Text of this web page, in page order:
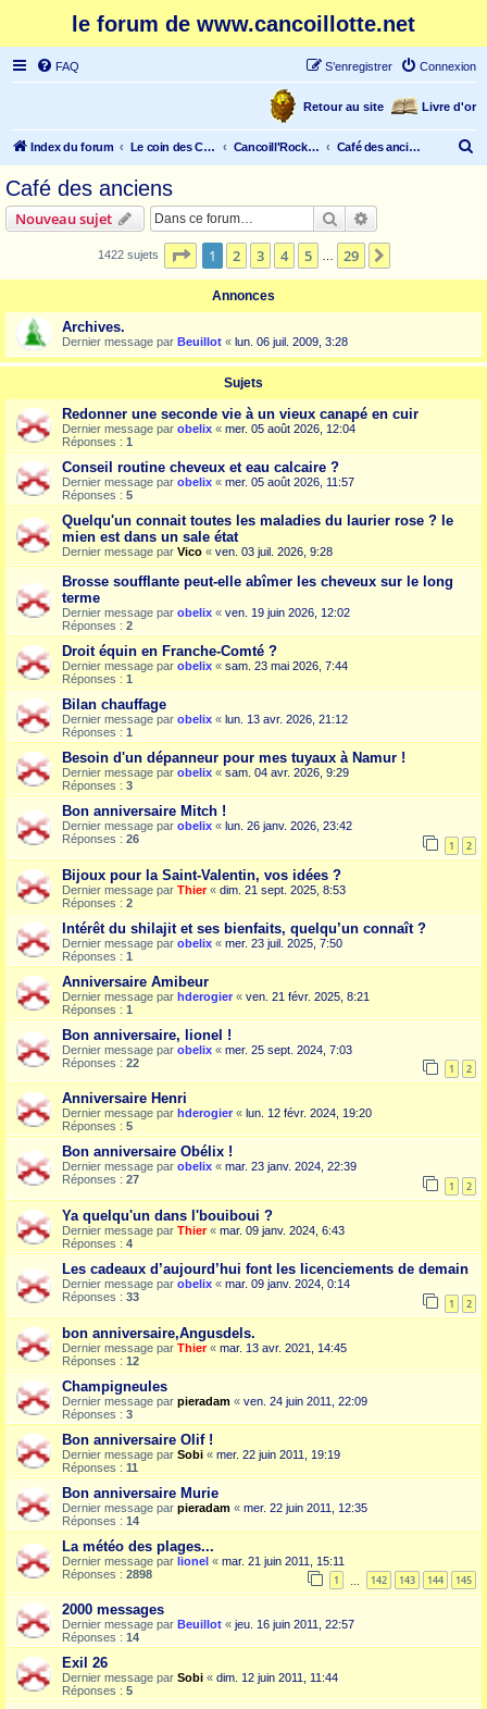
le forum de www.cancoillotte.net
FAQ Connexion
S’enregistrer
Livre d'or
Retour au site
Index du forum Le coin des Cancoillonautes Cancoill'Rock Café Café des anciens
e
Café des anciens
Nouveau sujet Rechercher
1422 sujets Page 1sur29
1 2 3 4 5 29
Annonces
Archives.
Dernier message par Beuillot « lun. 06 juil. 2009, 3:28
Sujets
Redonner une seconde vie à un vieux canapé en cuir
Dernier message par obelix « mer. 05 août 2026, 12:04
Réponses : 1
Conseil routine cheveux et eau calcaire ?
Dernier message par obelix « mer. 05 août 2026, 11:57
Réponses : 5
Quelqu'un connait toutes les maladies du laurier rose ? le
mien est dans un sale état
Dernier message par Vico « ven. 03 juil. 2026, 9:28
Brosse soufflante peut-elle abîmer les cheveux sur le long
terme
Dernier message par obelix « ven. 19 juin 2026, 12:02
Réponses : 2
Droit équin en Franche-Comté ?
Dernier message par obelix « sam. 23 mai 2026, 7:44
Réponses : 1
Bilan chauffage
Dernier message par obelix « lun. 13 avr. 2026, 21:12
Réponses : 1
Besoin d'un dépanneur pour mes tuyaux à Namur !
Dernier message par obelix « sam. 04 avr. 2026, 9:29
Réponses : 3
Bon anniversaire Mitch !
Dernier message par obelix « lun. 26 janv. 2026, 23:42
Réponses : 26 1 2
Bijoux pour la Saint-Valentin, vos idées ?
Dernier message par Thier« dim. 21 sept. 2025, 8:53
Réponses : 2
Intérêt du shilajit et ses bienfaits, quelqu’un connaît ?
Dernier message par obelix « mer. 23 juil. 2025, 7:50
Réponses : 1
Anniversaire Amibeur
Dernier message par hderogier « ven. 21 févr. 2025, 8:21
Réponses : 1
Bon anniversaire, lionel !
Dernier message par obelix « mer. 25 sept. 2024, 7:03
Réponses : 22 1 2
Anniversaire Henri
Dernier message par hderogier « lun. 12 févr. 2024, 19:20
Réponses : 5
Bon anniversaire Obélix !
Dernier message par obelix « mar. 23 janv. 2024, 22:39
Réponses : 27 1 2
Ya quelqu'un dans l'bouiboui ?
Dernier message par Thier« mar. 09 janv. 2024, 6:43
Réponses : 4
Les cadeaux d’aujourd’hui font les licenciements de demain
Dernier message par obelix « mar. 09 janv. 2024, 0:14
Réponses : 33 1 2
bon anniversaire,Angusdels.
Dernier message par Thier« mar. 13 avr. 2021, 14:45
Réponses : 12
Champigneules
Dernier message par pieradam « ven. 24 juin 2011, 22:09
Réponses : 3
Bon anniversaire Olif !
Dernier message par Sobi « mer. 22 juin 2011, 19:19
Réponses : 11
Bon anniversaire Murie
Dernier message par pieradam « mer. 22 juin 2011, 12:35
Réponses : 14
La météo des plages...
Dernier message par lionel « mar. 21 juin 2011, 15:11
Réponses : 2898 1 142 143 144 145
2000 messages
Dernier message par Beuillot « jeu. 16 juin 2011, 22:57
Réponses : 14
Exil 26
Dernier message par Sobi « dim. 12 juin 2011, 11:44
Réponses : 5